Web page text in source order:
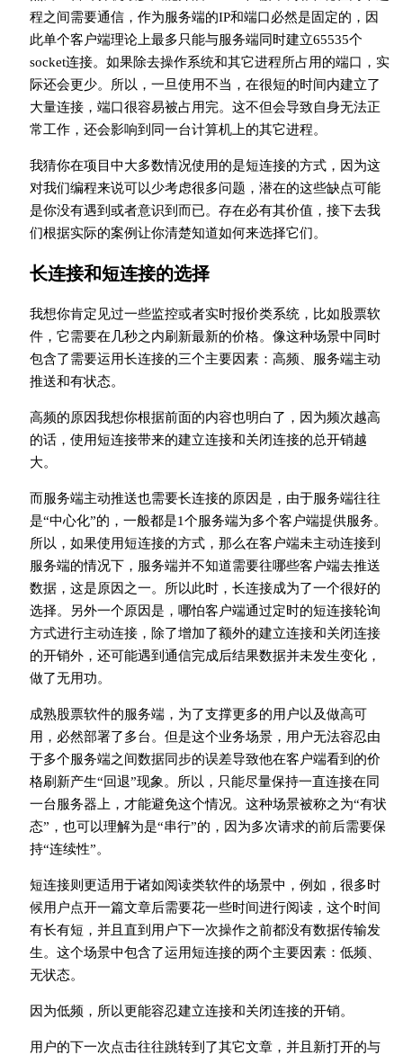
程之间需要通信，作为服务端的IP和端口必然是固定的，因
此单个客户端理论上最多只能与服务端同时建立65535个
socket连接。如果除去操作系统和其它进程所占用的端口，实
际还会更少。所以，一旦使用不当，在很短的时间内建立了
大量连接，端口很容易被占用完。这不但会导致自身无法正
常工作，还会影响到同一台计算机上的其它进程。
我猜你在项目中大多数情况使用的是短连接的方式，因为这
对我们编程来说可以少考虑很多问题，潜在的这些缺点可能
是你没有遇到或者意识到而已。存在必有其价值，接下去我
们根据实际的案例让你清楚知道如何来选择它们。
长连接和短连接的选择
我想你肯定见过一些监控或者实时报价类系统，比如股票软
件，它需要在几秒之内刷新最新的价格。像这种场景中同时
包含了需要运用长连接的三个主要因素：高频、服务端主动
推送和有状态。
高频的原因我想你根据前面的内容也明白了，因为频次越高
的话，使用短连接带来的建立连接和关闭连接的总开销越
大。
而服务端主动推送也需要长连接的原因是，由于服务端往往
是“中心化”的，一般都是1个服务端为多个客户端提供服务。
所以，如果使用短连接的方式，那么在客户端未主动连接到
服务端的情况下，服务端并不知道需要往哪些客户端去推送
数据，这是原因之一。所以此时，长连接成为了一个很好的
选择。另外一个原因是，哪怕客户端通过定时的短连接轮询
方式进行主动连接，除了增加了额外的建立连接和关闭连接
的开销外，还可能遇到通信完成后结果数据并未发生变化，
做了无用功。
成熟股票软件的服务端，为了支撑更多的用户以及做高可
用，必然部署了多台。但是这个业务场景，用户无法容忍由
于多个服务端之间数据同步的误差导致他在客户端看到的价
格刷新产生“回退”现象。所以，只能尽量保持一直连接在同
一台服务器上，才能避免这个情况。这种场景被称之为“有状
态”，也可以理解为是“串行”的，因为多次请求的前后需要保
持“连续性”。
短连接则更适用于诸如阅读类软件的场景中，例如，很多时
候用户点开一篇文章后需要花一些时间进行阅读，这个时间
有长有短，并且直到用户下一次操作之前都没有数据传输发
生。这个场景中包含了运用短连接的两个主要因素：低频、
无状态。
因为低频，所以更能容忍建立连接和关闭连接的开销。
用户的下一次点击往往跳转到了其它文章，并且新打开的与